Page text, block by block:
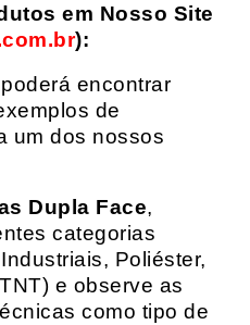
em Nosso Site
):
encontrar
de
um dos nossos
Dupla Face,
categorias
Poliéster,
e observe as
como tipo de